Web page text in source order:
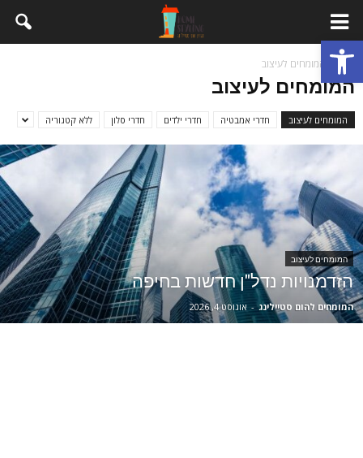
פתח סרגל נגישות
בית המומחים לעיצוב
המומחים לעיצוב
המומחים לעיצוב חדרי אמבטיה חדרי ילדים חדרי סלון ללא קטגוריה
המומחים לעיצוב
הזדמנויות נדל"ן חדשות בחיפה
המומחים להום סטיילינג - אוגוסט 4, 2026